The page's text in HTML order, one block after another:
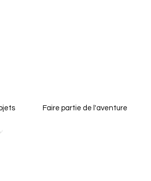
Faire partie de l'aventure